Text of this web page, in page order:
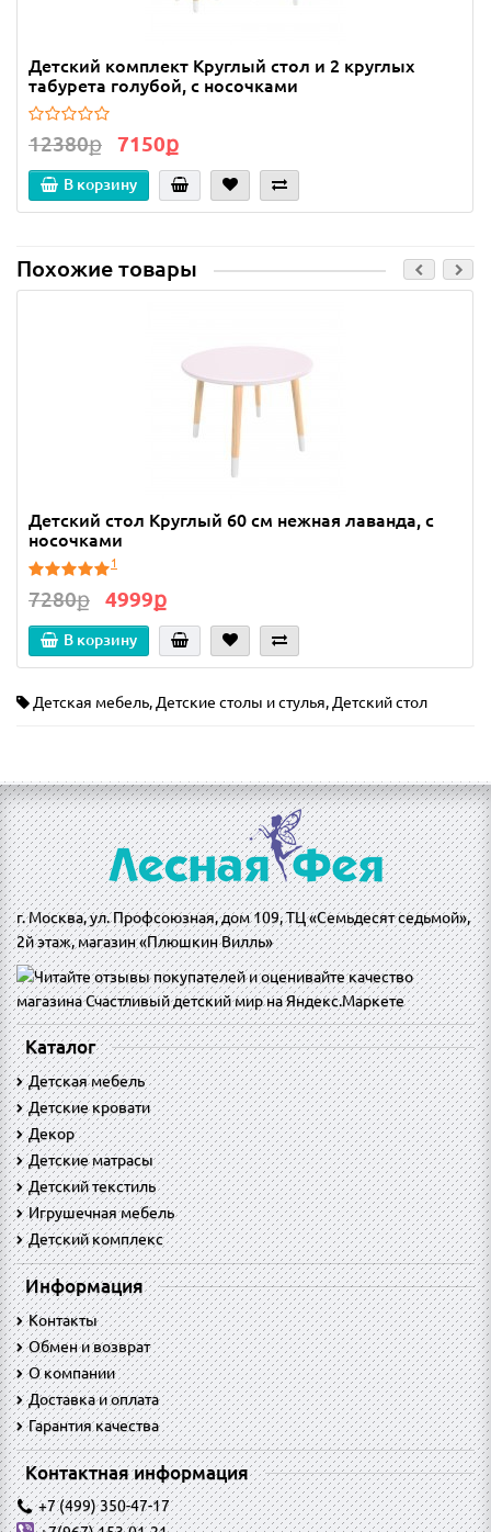
Детский комплект Круглый стол и 2 круглых
табурета голубой, с носочками
12380ք 7150ք
В корзину
Похожие товары
Детский стол Круглый 60 см нежная лаванда, с
носочками
1
7280ք 4999ք
В корзину
Детская мебель, Детские столы и стулья, Детский стол
г. Москва, ул. Профсоюзная, дом 109, ТЦ «Семьдесят седьмой»,
2й этаж, магазин «Плюшкин Вилль»
Каталог
Детская мебель
Детские кровати
Декор
Детские матрасы
Детский текстиль
Игрушечная мебель
Детский комплекс
Информация
Контакты
Обмен и возврат
O компании
Доставка и оплата
Гарантия качества
Контактная информация
+7 (499) 350-47-17